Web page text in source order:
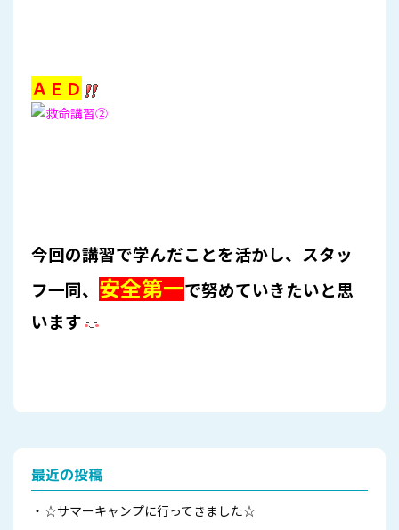
ＡＥＤ
今回の講習で学んだことを活かし、スタッ
フ一同、 安全第一で努めていきたいと思
います
最近の投稿
☆サマーキャンプに行ってきました☆